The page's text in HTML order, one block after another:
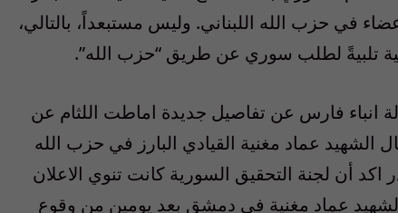
في حزب الله اللبناني. وليس مستبعداً، بالتالي،
تلبيةً لطلب سوري عن طريق “حزب الله”.
فارس عن تفاصيل جديدة اماطت اللثام عن
عماد مغنية القيادي البارز في حزب الله
اكد أن لجنة التحقيق السورية كانت تنوي الاعلان
عماد مغنية في دمشق بعد يومين من وقوع